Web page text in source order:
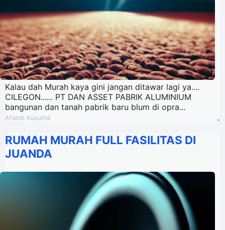
Kalau dah Murah kaya gini jangan ditawar lagi ya....
CILEGON...... PT DAN ASSET PABRIK ALUMINIUM
bangunan dan tanah pabrik baru blum di opra...
Afandi Kusuma -
RUMAH MURAH FULL FASILITAS DI
JUANDA